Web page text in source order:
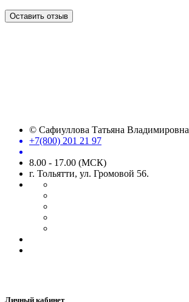
Оставить отзыв
© Сафиуллова Татьяна Владимировна
+7(800) 201 21 97
8.00 - 17.00 (МСК)
г. Тольятти, ул. Громовой 56.
Личный кабинет